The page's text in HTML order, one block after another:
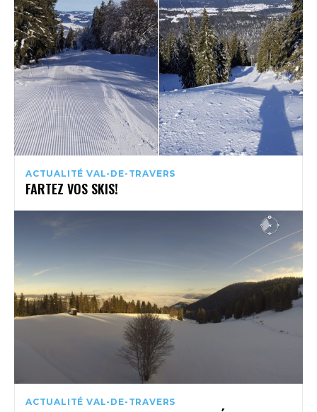
ACTUALITÉ VAL-DE-TRAVERS
FARTEZ VOS SKIS!
ACTUALITÉ VAL-DE-TRAVERS